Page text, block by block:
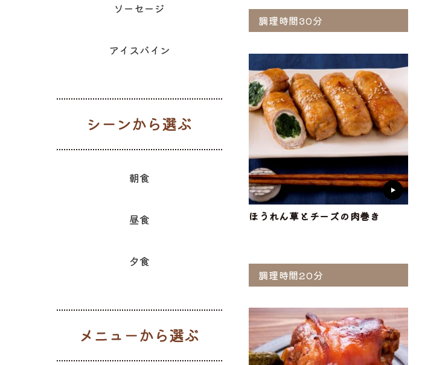
調理時間30分
ほうれん草とチーズの肉巻き
調理時間20分
ソーセージ
アイスバイン
シーンから選ぶ
朝食
昼食
夕食
メニューから選ぶ